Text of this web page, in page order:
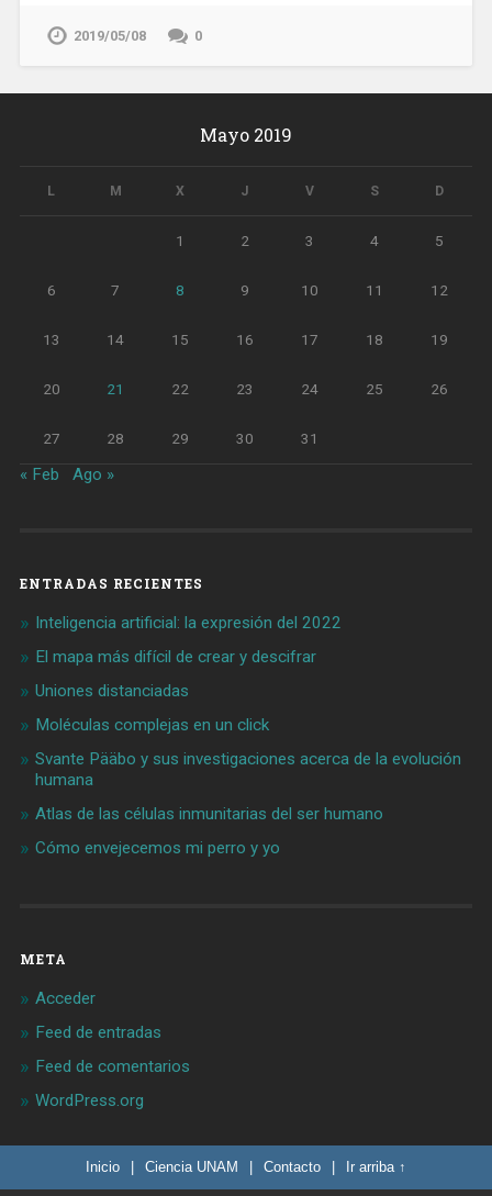
2019/05/08 0
Mayo 2019
L M X J V S D
1 2 3 4 5
6 7 8 9 10 11 12
13 14 15 16 17 18 19
20 21 22 23 24 25 26
27 28 29 30 31
« Feb Ago »
ENTRADAS RECIENTES
Inteligencia artificial: la expresión del 2022
El mapa más difícil de crear y descifrar
Uniones distanciadas
Moléculas complejas en un click
Svante Pääbo y sus investigaciones acerca de la evolución
humana
Atlas de las células inmunitarias del ser humano
Cómo envejecemos mi perro y yo
META
Acceder
Feed de entradas
Feed de comentarios
WordPress.org
Inicio Ciencia UNAM Contacto Ir arriba ↑